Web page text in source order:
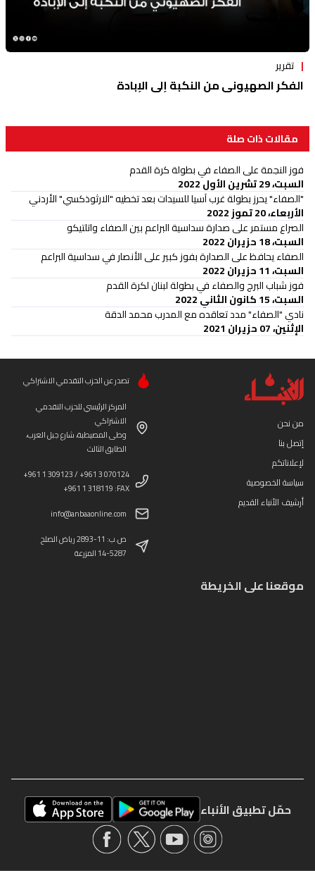
تقرير
الفكر الصهيوني من النكبة إلى الإبادة
مقالات ذات صلة
فوز النجمة على الصفاء في بطولة كرة القدم
السبت، 29 تشرين الأول 2022
"الصفاء" يحرز بطولة غرب آسيا للسيدات بعد تخطيه "الارثوذكسي" الأردني
الأربعاء، 20 تموز 2022
الصراع مستمر على صدارة سداسية البراعم بين الصفاء واتلتيكو
السبت، 18 حزيران 2022
الصفاء يحافظ على الصدارة بفوز كبير على الأنصار في سداسية البراعم
السبت، 11 حزيران 2022
فوز شباب البرج والصفاء في بطولة لبنان لكرة القدم
السبت، 15 كانون الثاني 2022
نادي "الصفاء" مدد تعاقده مع المدرب محمد الدقة
الإثنين، 07 حزيران 2021
من نحن
إتصل بنا
لإعلاناتكم
سياسة الخصوصية
أرشيف الأنباء القديم
تصدر عن الحزب التقدمي الاشتراكي
المركز الرئيسي للحزب التقدمي
الاشتراكي
وطى المصيطبة، شارع جبل العرب،
الطابق الثالث
+961 1 309123 / +961 3 070124
+961 1 318119 :FAX
info@anbaaonline.com
ص.ب: 11-2893 رياض الصلح
14-5287 المزرعة
موقعنا على الخريطة
حمّل تطبيق الأنباء